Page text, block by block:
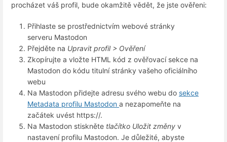
procházet váš profil, bude okamžitě vědět, že jste ověřeni:
Přihlaste se prostřednictvím webové stránky
serveru Mastodon
Přejděte na Upravit profil > Ověření
Zkopírujte a vložte HTML kód z ověřovací sekce na
Mastodon do kódu titulní stránky vašeho oficiálního
webu
Na Mastodon přidejte adresu svého webu do sekce
Metadata profilu Mastodon a nezapomeňte na
začátek uvést https://.
Na Mastodon stiskněte tlačítko Uložit změny v
nastavení profilu Mastodon. Je důležité, abyste